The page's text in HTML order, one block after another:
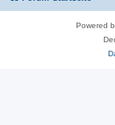
Powered